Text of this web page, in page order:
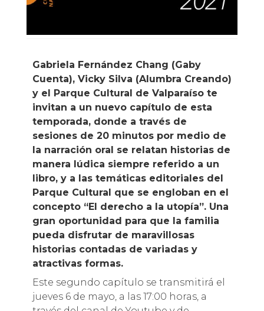
Gabriela Fernández Chang (Gaby
Cuenta), Vicky Silva (Alumbra Creando)
y el Parque Cultural de Valparaíso te
invitan a un nuevo capítulo de esta
temporada, donde a través de
sesiones de 20 minutos por medio de
la narración oral se relatan historias de
manera lúdica siempre referido a un
libro, y a las temáticas editoriales del
Parque Cultural que se engloban en el
concepto “El derecho a la utopía”. Una
gran oportunidad para que la familia
pueda disfrutar de maravillosas
historias contadas de variadas y
atractivas formas.
Este segundo capítulo se transmitirá el
jueves 6 de mayo, a las 17:00 horas, a